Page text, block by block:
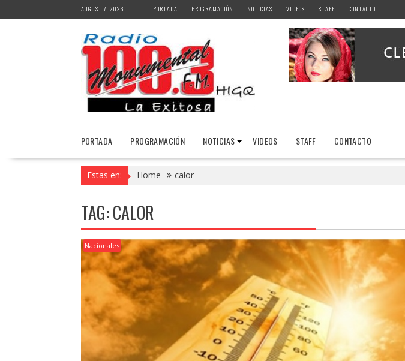
to
AUGUST 7, 2026 PORTADA PROGRAMACIÓN NOTICIAS VIDEOS STAFF CONTACTO
PORTADA PROGRAMACIÓN NOTICIAS VIDEOS STAFF CONTACTO
Estas en: Home calor
TAG:CALOR
Nacionales